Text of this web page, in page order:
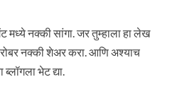
मध्ये नक्की सांगा. जर तुम्हाला हा लेख
नक्की शेअर करा. आणि अश्याच
भेट द्या.